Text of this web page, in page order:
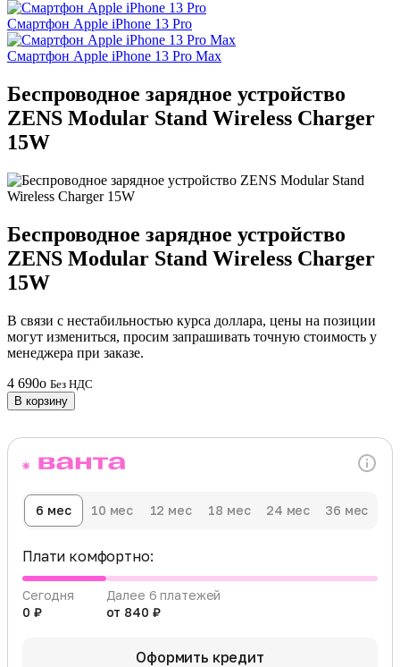
Смартфон Apple iPhone 13 Pro
Смартфон Apple iPhone 13 Pro Max
Беспроводное зарядное устройство
ZENS Modular Stand Wireless Charger
15W
Беспроводное зарядное устройство
ZENS Modular Stand Wireless Charger
15W
В связи с нестабильностью курса доллара, цены на позиции
могут измениться, просим запрашивать точную стоимость у
менеджера при заказе.
4 690o Без НДС
В корзину
6 мес 10 мес 12 мес 18 мес 24 мес 36 мес
Плати комфортно:
Сегодня
0 ₽
Далее 6 платежей
от 840 ₽
Оформить кредит